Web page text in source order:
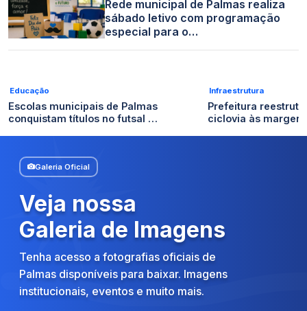
Rede municipal de Palmas realiza
sábado letivo com programação
especial para o…
Educação
Escolas municipais de Palmas
conquistam títulos no futsal …
Infraestrutura
Prefeitura
ciclovia às
Galeria Oficial
Veja nossa
Galeria de Imagens
Tenha acesso a fotografias oficiais de
Palmas disponíveis para baixar. Imagens
institucionais, eventos e muito mais.